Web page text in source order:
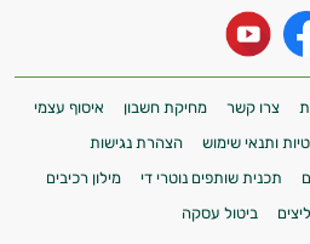
צרו קשר מחיקת חשבון
איסוף עצמי
ותנאי שימוש
הצהרת נגישות
תכנית שותפים נוטרי די
מילון רכיבים
ביטול עסקה